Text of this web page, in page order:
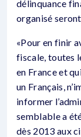
délinquance
organisé
«Pour en finir
fiscale, toutes
en France et
un Français,
informer
semblable a
dès 2013 aux